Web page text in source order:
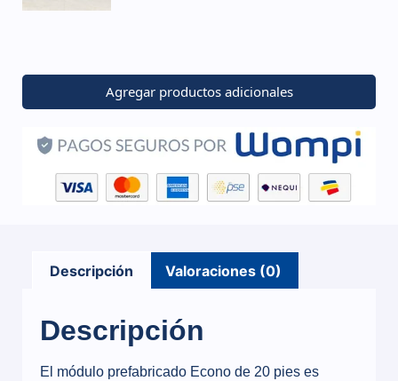
Agregar productos adicionales
Descripción Valoraciones (0)
Descripción
El módulo prefabricado Econo de 20 pies es